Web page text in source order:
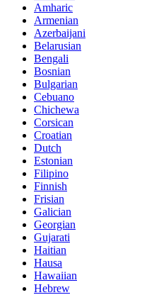
Amharic
Armenian
Azerbaijani
Belarusian
Bengali
Bosnian
Bulgarian
Cebuano
Chichewa
Corsican
Croatian
Dutch
Estonian
Filipino
Finnish
Frisian
Galician
Georgian
Gujarati
Haitian
Hausa
Hawaiian
Hebrew